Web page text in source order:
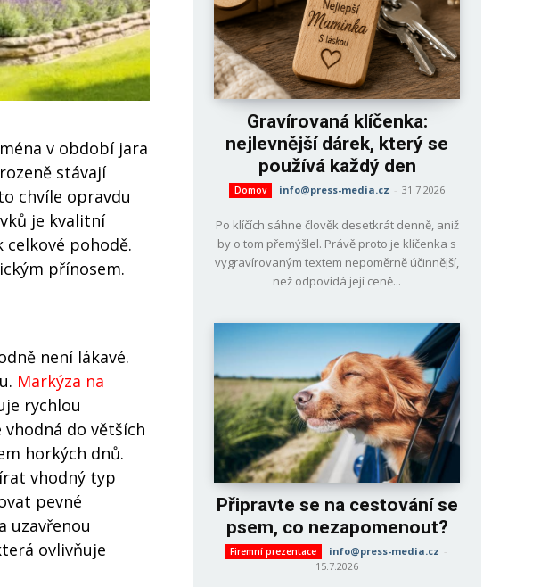
v období jara
stávají
chvíle opravdu
je kvalitní
pohodě.
přínosem.
není lákavé.
Markýza na
rychlou
vhodná do větších
horkých dnů.
vhodný typ
pevné
uzavřenou
ovlivňuje
Gravírovaná klíčenka:
nejlevnější dárek, který se
používá každý den
Domov info@press-media.cz - 31.7.2026
Po klíčích sáhne člověk desetkrát denně, aniž
by o tom přemýšlel. Právě proto je klíčenka s
vygravírovaným textem nepoměrně účinnější,
než odpovídá její ceně...
Připravte se na cestování se
psem, co nezapomenout?
Firemní prezentace info@press-media.cz -
15.7.2026